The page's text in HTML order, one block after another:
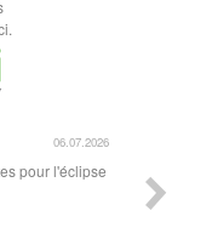
06.07.2026
pour l'éclipse